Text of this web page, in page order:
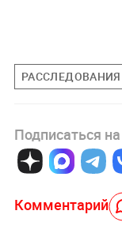
РАССЛЕДОВАНИЯ
Подписаться
Комментарий